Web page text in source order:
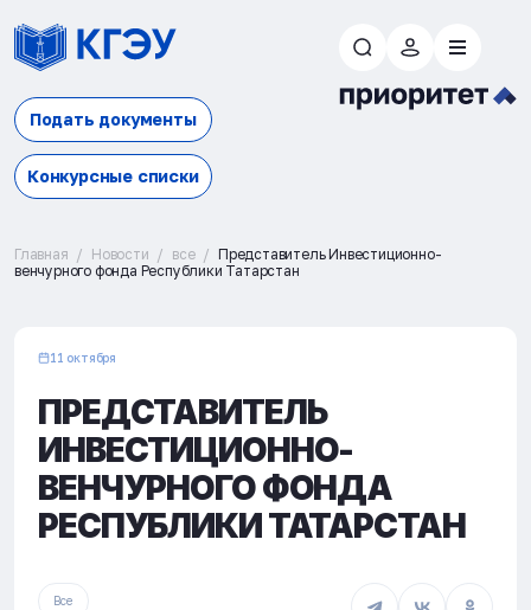
Подать документы
Конкурсные списки
Главная Новости все
Представитель Инвестиционно-
венчурного фонда Республики Татарстан
11 октября
ПРЕДСТАВИТЕЛЬ
ИНВЕСТИЦИОННО-
ВЕНЧУРНОГО ФОНДА
РЕСПУБЛИКИ ТАТАРСТАН
Все